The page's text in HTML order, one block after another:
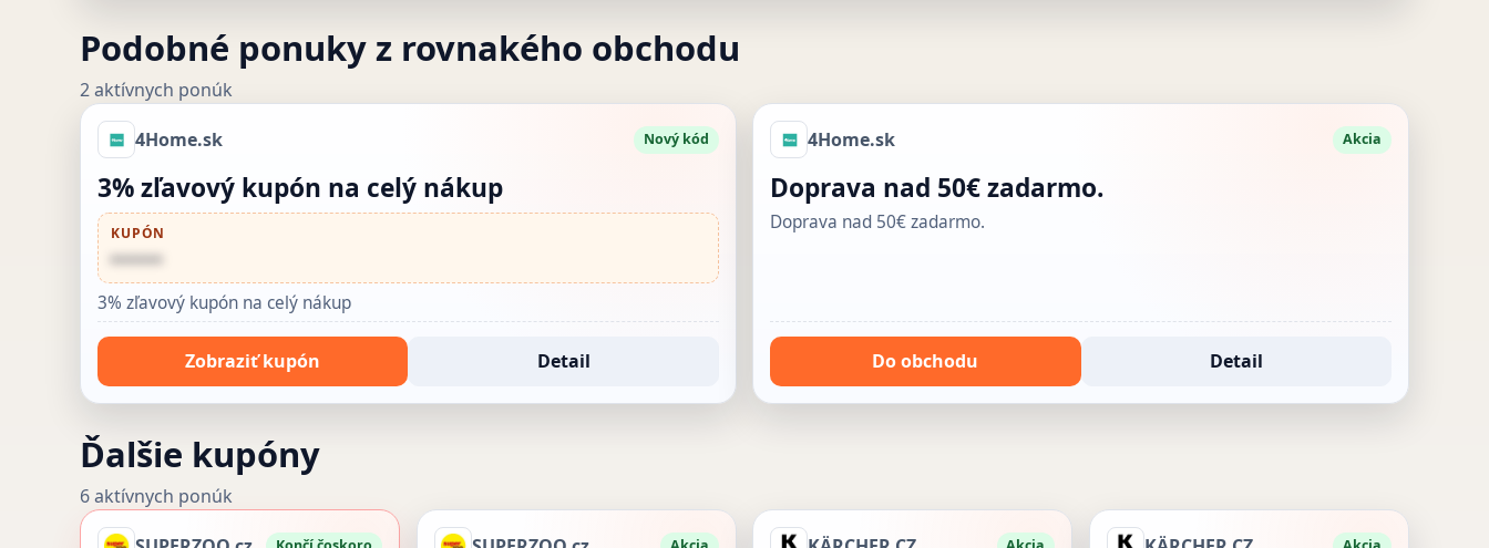
Podobné ponuky z rovnakého obchodu
2 aktívnych ponúk
4Home.sk Nový kód
3% zľavový kupón na celý nákup
KUPÓN
••••••
3% zľavový kupón na celý nákup
Zobraziť kupón Detail
4Home.sk Akcia
Doprava nad 50€ zadarmo.
Doprava nad 50€ zadarmo.
Do obchodu Detail
Ďalšie kupóny
6 aktívnych ponúk